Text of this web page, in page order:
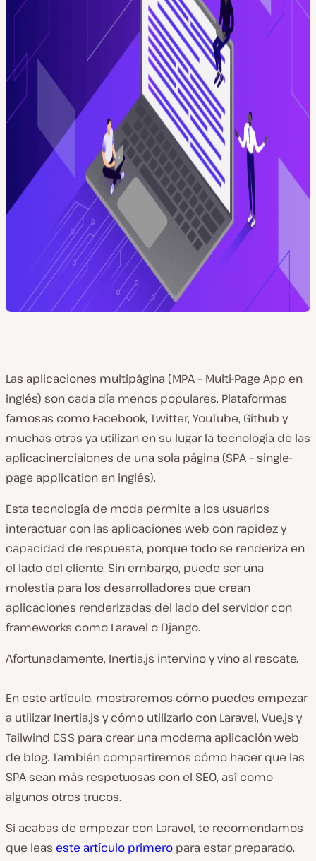
Las aplicaciones multipágina (MPA – Multi-Page App en
inglés) son cada día menos populares. Plataformas
famosas como Facebook, Twitter, YouTube, Github y
muchas otras ya utilizan en su lugar la tecnología de las
aplicacinerciaiones de una sola página (SPA – single-
page application en inglés).
Esta tecnología de moda permite a los usuarios
interactuar con las aplicaciones web con rapidez y
capacidad de respuesta, porque todo se renderiza en
el lado del cliente. Sin embargo, puede ser una
molestia para los desarrolladores que crean
aplicaciones renderizadas del lado del servidor con
frameworks como Laravel o Django.
Afortunadamente, Inertia.js intervino y vino al rescate.
En este artículo, mostraremos cómo puedes empezar
a utilizar Inertia.js y cómo utilizarlo con Laravel, Vue.js y
Tailwind CSS para crear una moderna aplicación web
de blog. También compartiremos cómo hacer que las
SPA sean más respetuosas con el SEO, así como
algunos otros trucos.
Si acabas de empezar con Laravel, te recomendamos
que leas este artículo primero para estar preparado.